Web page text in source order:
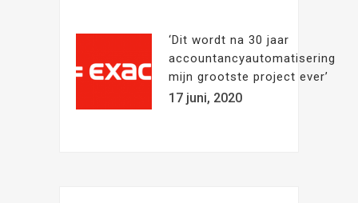
‘Dit wordt na 30 jaar
accountancyautomatisering
mijn grootste project ever’
17 juni, 2020